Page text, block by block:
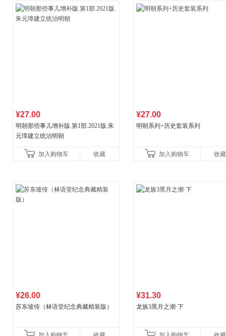
¥27.00
明朝那些事儿增补版.第1部.2021版.朱
元璋建立统治明朝
加入购物车 收藏
¥27.00
明朝系列+历史套装系列
加入购物车 收藏
¥26.00
苏东坡传（林语堂纪念典藏精装版）
¥31.30
龙族3黑月之潮·下